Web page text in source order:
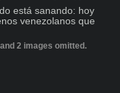
está sanando: hoy
venezolanos que
2 images omitted.